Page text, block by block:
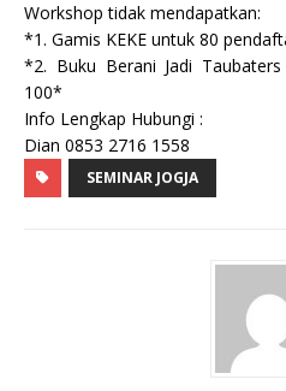
Workshop tidak mendapatkan:
*1. Gamis KEKE untuk 80
*2. Buku Berani Jadi
100*
Info Lengkap Hubungi :
Dian 0853 2716 1558
SEMINAR JOGJA